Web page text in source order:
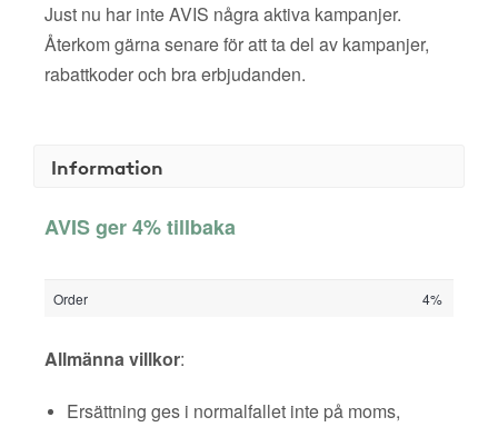
Just nu har inte AVIS några aktiva kampanjer.
Återkom gärna senare för att ta del av kampanjer,
rabattkoder och bra erbjudanden.
Information
AVIS ger 4% tillbaka
Order 4%
Allmänna villkor:
Ersättning ges i normalfallet inte på moms,